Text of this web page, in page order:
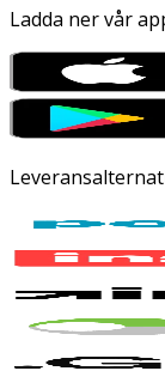
Ladda ner vår